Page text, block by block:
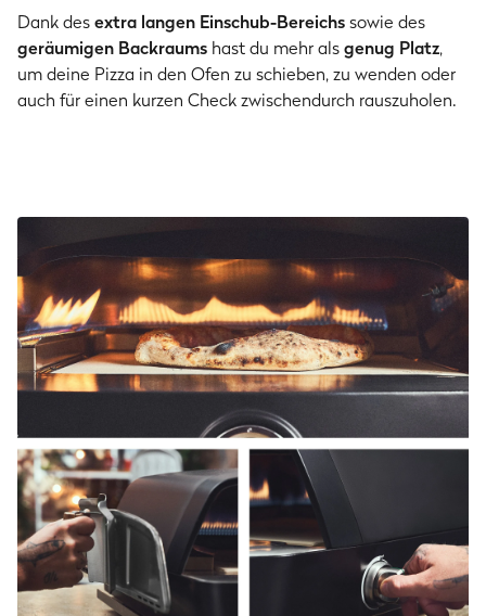
Dank desextra langen Einschub-Bereichssowie des
geräumigen Backraums hast du mehr alsgenug Platz,
um deine Pizza in den Ofen zu schieben, zu wenden oder
auch für einen kurzen Check zwischendurch rauszuholen.